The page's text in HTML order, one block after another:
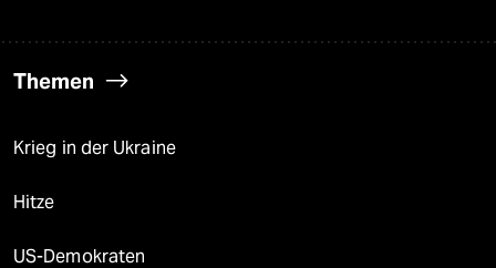
Themen
Krieg in der Ukraine
Hitze
US-Demokraten